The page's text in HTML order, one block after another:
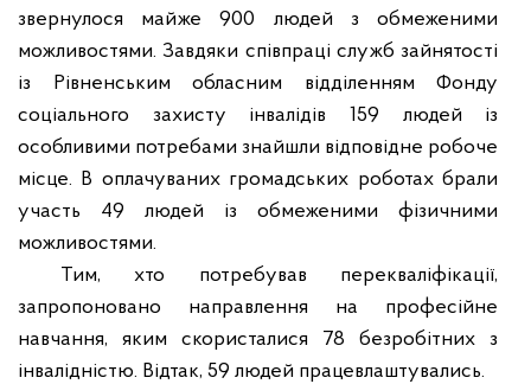
звернулося майже 900 людей з обмеженими
можливостями. Завдяки співпраці служб зайнятості
із Рівненським обласним відділенням Фонду
соціального захисту інвалідів 159 людей із
особливими потребами знайшли відповідне робоче
місце. В оплачуваних громадських роботах брали
участь 49 людей із обмеженими фізичними
можливостями.
Тим, хто потребував перекваліфікації,
запропоновано направлення на професійне
навчання, яким скористалися 78 безробітних з
інвалідністю. Відтак, 59 людей працевлаштувались.